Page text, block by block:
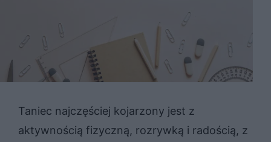
Taniec najczęściej kojarzony jest z
aktywnością fizyczną, rozrywką i radością, z